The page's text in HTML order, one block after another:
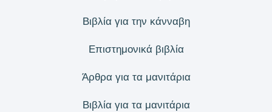
Βιβλία για την κάνναβη
Επιστημονικά βιβλία
Άρθρα για τα μανιτάρια
Βιβλία για τα μανιτάρια